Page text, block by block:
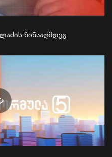
წინააღმდეგ